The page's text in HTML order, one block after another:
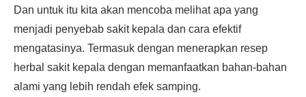
Dan untuk itu kita akan mencoba melihat apa yang
menjadi penyebab sakit kepala dan cara efektif
mengatasinya. Termasuk dengan menerapkan resep
herbal sakit kepala dengan memanfaatkan bahan-bahan
alami yang lebih rendah efek samping.